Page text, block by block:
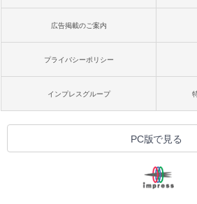
広告掲載のご案内
プライバシーポリシー
インプレスグループ
PC版で見る